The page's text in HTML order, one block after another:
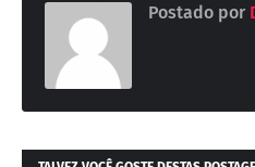
Postado por